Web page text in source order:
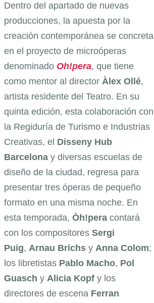
Dentro del apartado de nuevas
producciones, la apuesta por la
creación contemporánea se concreta
en el proyecto de microóperas
denominado Oh!pera, que tiene
como mentor al director Àlex Ollé,
artista residente del Teatro. En su
quinta edición, esta colaboración con
la Regiduría de Turismo e Industrias
Creativas, el Disseny Hub
Barcelona y diversas escuelas de
diseño de la ciudad, regresa para
presentar tres óperas de pequeño
formato en una misma noche. En
esta temporada, Òh!pera contará
con los compositores Sergi
Puig, Arnau Brichs y Anna Colom;
los libretistas Pablo Macho, Pol
Guasch y Alicia Kopf y los
directores de escena Ferran